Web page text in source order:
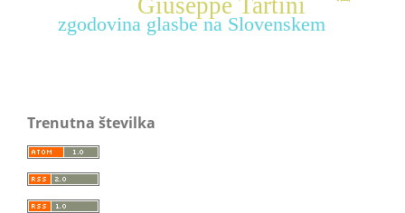
zgodovina glasbe na Slovenskem
Trenutna številka